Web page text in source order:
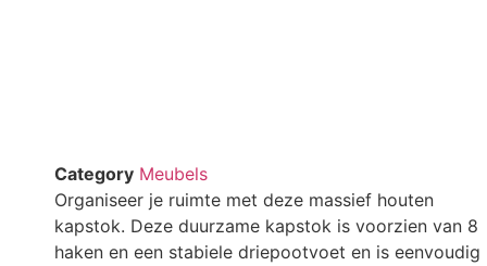
Category Meubels
Organiseer je ruimte met deze massief houten
kapstok. Deze duurzame kapstok is voorzien van 8
haken en een stabiele driepootvoet en is eenvoudig